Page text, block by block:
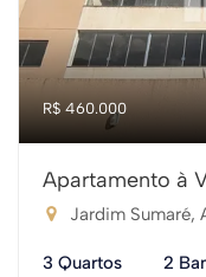
R$ 460.000
Apartamento à
Jardim Sumaré,
3 Quartos 2